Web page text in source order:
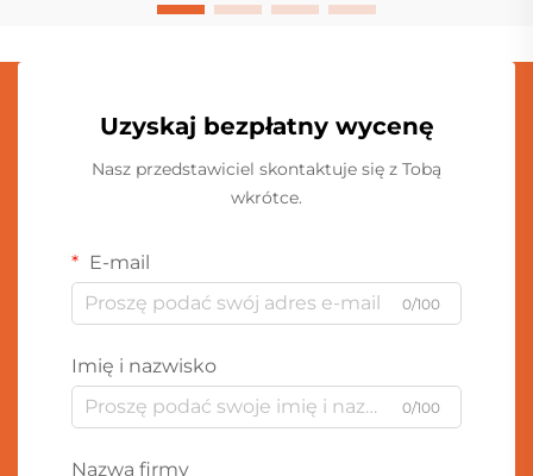
Uzyskaj bezpłatny wycenę
Nasz przedstawiciel skontaktuje się z Tobą
wkrótce.
E-mail
0/100
Imię i nazwisko
0/100
Nazwa firmy